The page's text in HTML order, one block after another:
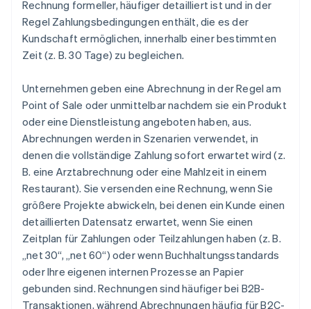
Rechnung formeller, häufiger detailliert ist und in der
Regel Zahlungsbedingungen enthält, die es der
Kundschaft ermöglichen, innerhalb einer bestimmten
Zeit (z. B. 30 Tage) zu begleichen.
Unternehmen geben eine Abrechnung in der Regel am
Point of Sale oder unmittelbar nachdem sie ein Produkt
oder eine Dienstleistung angeboten haben, aus.
Abrechnungen werden in Szenarien verwendet, in
denen die vollständige Zahlung sofort erwartet wird (z.
B. eine Arztabrechnung oder eine Mahlzeit in einem
Restaurant). Sie versenden eine Rechnung, wenn Sie
größere Projekte abwickeln, bei denen ein Kunde einen
detaillierten Datensatz erwartet, wenn Sie einen
Zeitplan für Zahlungen oder Teilzahlungen haben (z. B.
„net 30“, „net 60“) oder wenn Buchhaltungsstandards
oder Ihre eigenen internen Prozesse an Papier
gebunden sind. Rechnungen sind häufiger bei B2B-
Transaktionen, während Abrechnungen häufig für B2C-